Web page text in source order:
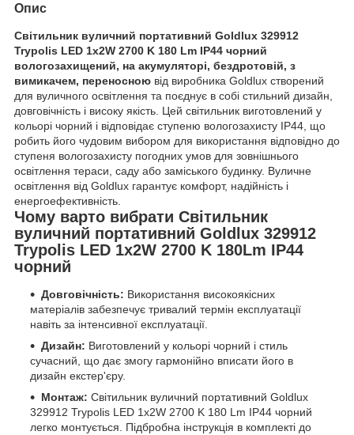
Опис
Світильник вуличний портативний Goldlux 329912
Trypolis LED 1x2W 2700 K 180 Lm IP44 чорний
вологозахищений, на акумуляторі, бездротовій, з
вимикачем, переносною від виробника Goldlux створений
для вуличного освітлення та поєднує в собі стильний дизайн,
довговічність і високу якість. Цей світильник виготовлений у
кольорі чорний і відповідає ступеню вологозахисту IP44, що
робить його чудовим вибором для використання відповідно до
ступеня вологозахисту погодних умов для зовнішнього
освітлення тераси, саду або заміського будинку. Вуличне
освітлення від Goldlux гарантує комфорт, надійність і
енергоефективність.
Чому варто вибрати Світильник
вуличний портативний Goldlux 329912
Trypolis LED 1x2W 2700 K 180Lm IP44
чорний
Довговічність: Використання високоякісних
матеріалів забезпечує тривалий термін експлуатації
навіть за інтенсивної експлуатації.
Дизайн: Виготовлений у кольорі чорний і стиль
сучасний, що дає змогу гармонійно вписати його в
дизайн екстер'єру.
Монтаж: Світильник вуличний портативний Goldlux
329912 Trypolis LED 1x2W 2700 K 180 Lm IP44 чорний
легко монтується. Підбробна інструкція в комплекті до